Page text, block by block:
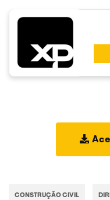
CONSTRUÇÃO CIVIL